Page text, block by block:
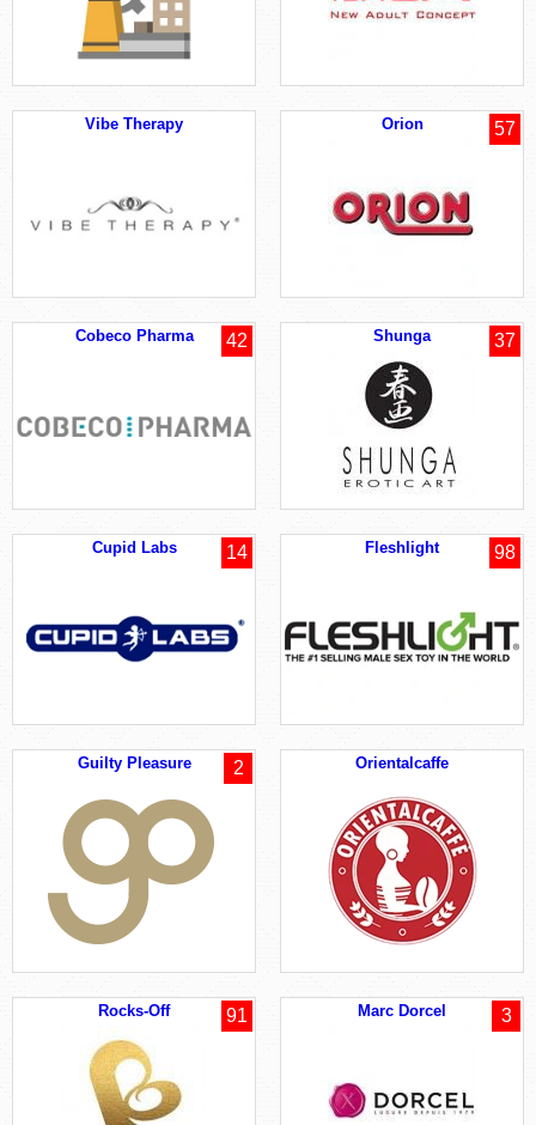
Vibe Therapy Orion 57
Cobeco Pharma 42 Shunga 37
Cupid Labs 14 Fleshlight 98
Guilty Pleasure 2 Orientalcaffe
Rocks-Off 91 Marc Dorcel 3